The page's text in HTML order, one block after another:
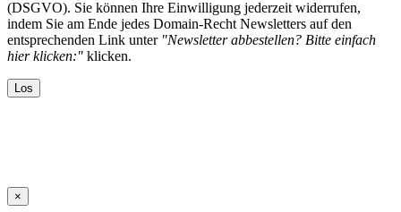
(DSGVO). Sie können Ihre Einwilligung jederzeit widerrufen,
indem Sie am Ende jedes Domain-Recht Newsletters auf den
entsprechenden Link unter "Newsletter abbestellen? Bitte einfach
hier klicken:" klicken.
×